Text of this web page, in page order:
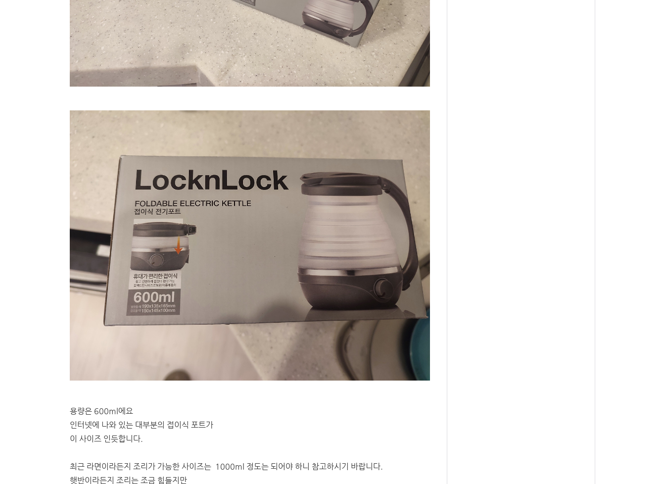
용량은 600ml에요
인터넷에 나와 있는 대부분의 접이식 포트가
이 사이즈 인듯합니다.
최근 라면이라든지 조리가 가능한 사이즈는 1000ml 정도는 되어야 하니 참고하시기 바랍니다.
햇반이라든지 조리는 조금 힘들지만